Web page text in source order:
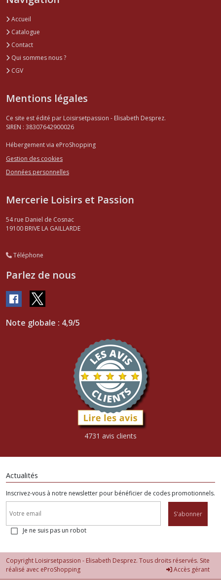
Accueil
Catalogue
Contact
Qui sommes nous ?
CGV
Mentions légales
Ce site est édité par Loisirsetpassion - Elisabeth Desprez.
SIREN : 38307642900026
Hébergement via eProShopping
Gestion des cookies
Données personnelles
Mercerie Loisirs et Passion
54 rue Daniel de Cosnac
19100 BRIVE LA GAILLARDE
Téléphone
Parlez de nous
Note globale : 4,9/5
4731 avis clients
Actualités
Inscrivez-vous à notre newsletter pour bénéficier de codes promotionnels.
S'abonner
Je ne suis pas un robot
Copyright Loisirsetpassion - Elisabeth Desprez. Tous droits réservés. Site
réalisé avec eProShopping Accès gérant